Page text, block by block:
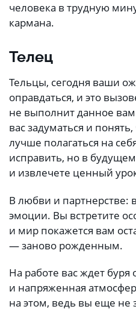
человека в трудную
кармана.
Телец
Тельцы, сегодня ваши
оправдаться, и это
не выполнит данное
вас задуматься и
лучше полагаться на
исправить, но в
и извлечете ценный
В любви и партнерстве:
эмоции. Вы встретите
и мир покажется вам
— заново рожденным.
На работе вас ждет буря
и напряженная
на этом, ведь вы еще не